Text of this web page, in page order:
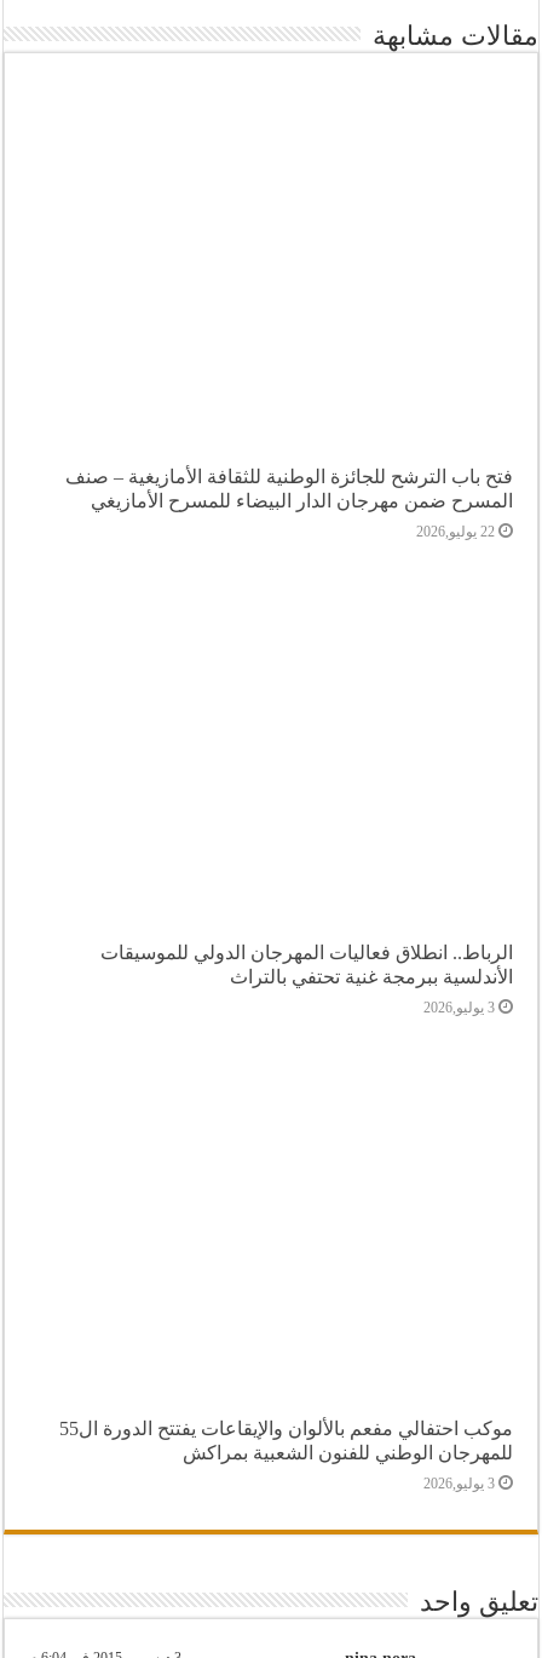
مقالات مشابهة
فتح باب الترشح للجائزة الوطنية للثقافة الأمازيغية – صنف
المسرح ضمن مهرجان الدار البيضاء للمسرح الأمازيغي
22 يوليو,2026
الرباط.. انطلاق فعاليات المهرجان الدولي للموسيقات
الأندلسية ببرمجة غنية تحتفي بالتراث
3 يوليو,2026
موكب احتفالي مفعم بالألوان والإيقاعات يفتتح الدورة ال55
للمهرجان الوطني للفنون الشعبية بمراكش
3 يوليو,2026
تعليق واحد